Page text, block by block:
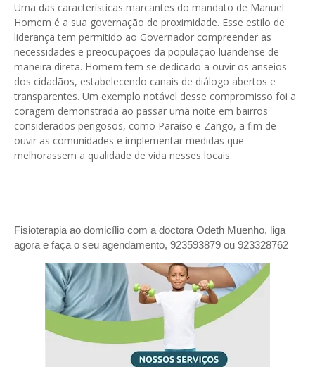
Uma das características marcantes do mandato de Manuel
Homem é a sua governação de proximidade. Esse estilo de
liderança tem permitido ao Governador compreender as
necessidades e preocupações da população luandense de
maneira direta. Homem tem se dedicado a ouvir os anseios
dos cidadãos, estabelecendo canais de diálogo abertos e
transparentes. Um exemplo notável desse compromisso foi a
coragem demonstrada ao passar uma noite em bairros
considerados perigosos, como Paraíso e Zango, a fim de
ouvir as comunidades e implementar medidas que
melhorassem a qualidade de vida nesses locais.
Fisioterapia ao domicílio com a doctora Odeth Muenho, liga
agora e faça o seu agendamento, 923593879 ou 923328762